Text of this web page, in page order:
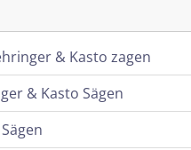
& Kasto zagen
& Kasto Sägen